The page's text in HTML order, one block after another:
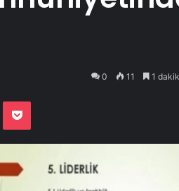
0 11 1
Pocket